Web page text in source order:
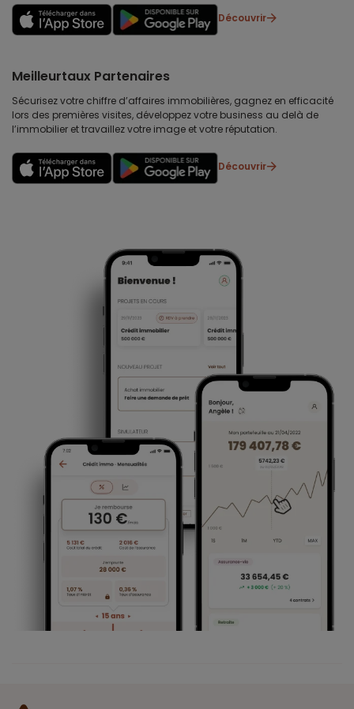
Découvrir
Meilleurtaux Partenaires
Sécurisez votre chiffre d’affaires immobilières, gagnez en efficacité
lors des premières visites, développez votre business au delà de
l’immobilier et travaillez votre image et votre réputation.
Découvrir